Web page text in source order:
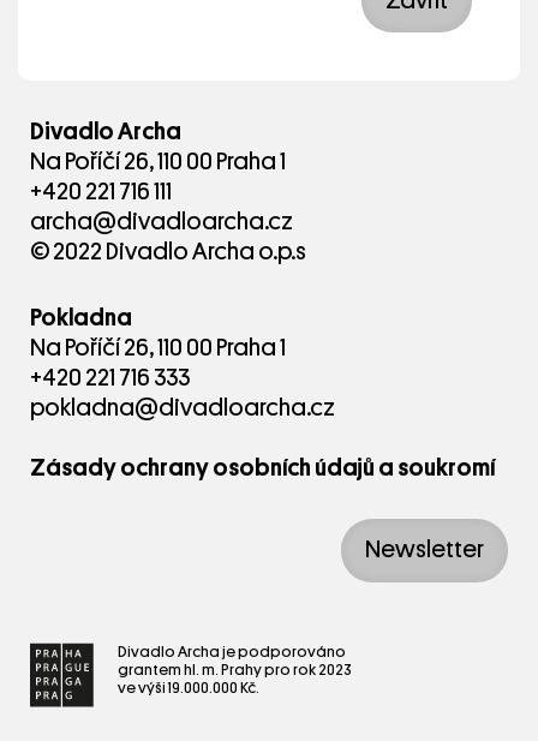
Divadlo Archa
Na Poříčí 26, 110 00 Praha 1
+420 221 716 111
archa@divadloarcha.cz
© 2022 Divadlo Archa o.p.s
Pokladna
Na Poříčí 26, 110 00 Praha 1
+420 221 716 333
pokladna@divadloarcha.cz
Zásady ochrany osobních údajů a soukromí
Newsletter
Divadlo Archa je podporováno
grantem hl. m. Prahy pro rok 2023
ve výši 19.000.000 Kč.